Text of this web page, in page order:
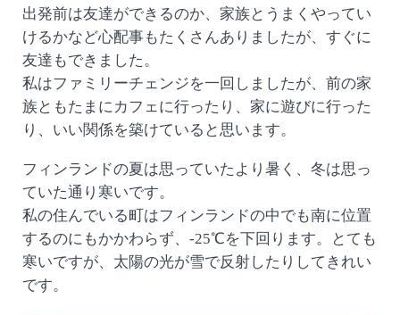
出発前は友達ができるのか、家族とうまくやってい
けるかなど心配事もたくさんありましたが、すぐに
友達もできました。
私はファミリーチェンジを一回しましたが、前の家
族ともたまにカフェに行ったり、家に遊びに行った
り、いい関係を築けていると思います。
フィンランドの夏は思っていたより暑く、冬は思っ
ていた通り寒いです。
私の住んでいる町はフィンランドの中でも南に位置
するのにもかかわらず、‐25℃を下回ります。とても
寒いですが、太陽の光が雪で反射したりしてきれい
です。